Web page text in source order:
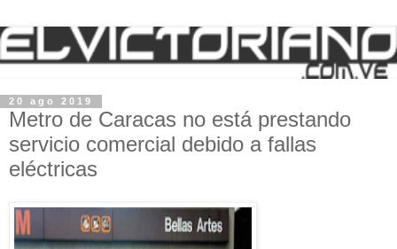
20 ago 2019
Metro de Caracas no está prestando
servicio comercial debido a fallas
eléctricas